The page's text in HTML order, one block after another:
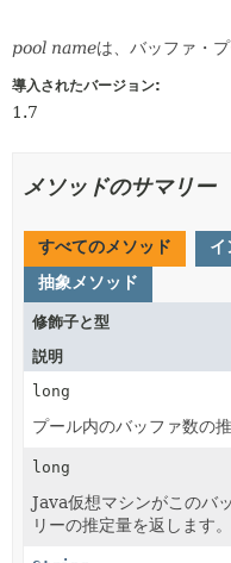
pool nameは、バッファ・
導入されたバージョン:
1.7
メソッドのサマリー
すべてのメソッド
イ
抽象メソッド
修飾子と型
説明
long
プール内のバッファ数の
long
Java仮想マシンがこのバ
リーの推定量を返します。